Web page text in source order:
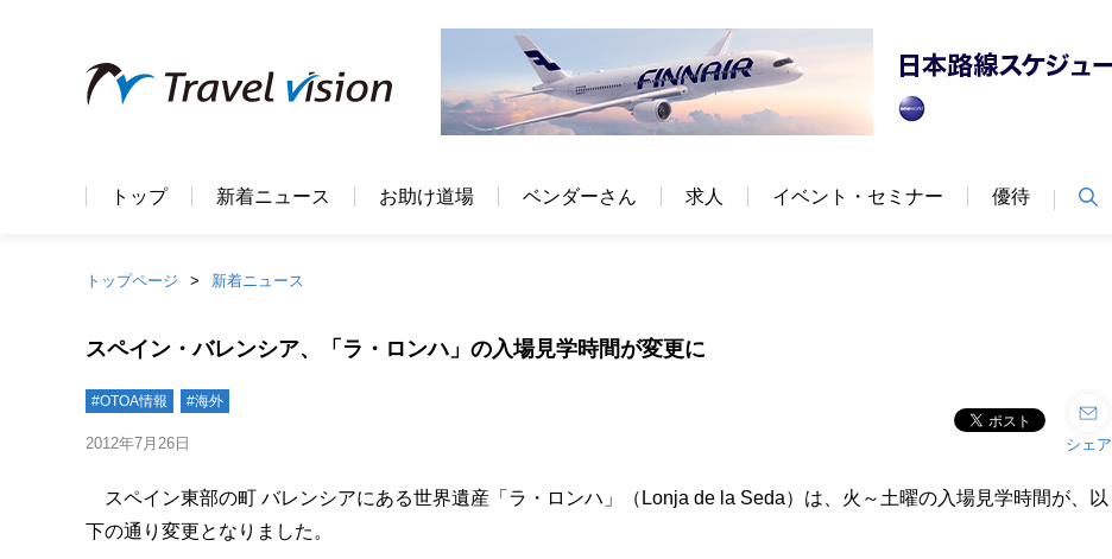
トップ 新着ニュース お助け道場 ベンダーさん 求人 イベント・セミナー 優待
トップページ 新着ニュース
スペイン・バレンシア、「ラ・ロンハ」の入場見学時間が変更に
#OTOA情報 #海外
2012年7月26日 シェア
スペイン東部の町 バレンシアにある世界遺産「ラ・ロンハ」（Lonja de la Seda）は、火～土曜の入場見学時間が、以
下の通り変更となりました。